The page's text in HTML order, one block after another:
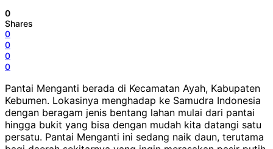
0
Shares
0
0
0
0
Pantai Menganti berada di Kecamatan Ayah, Kabupaten
Kebumen. Lokasinya menghadap ke Samudra Indonesia
dengan beragam jenis bentang lahan mulai dari pantai
hingga bukit yang bisa dengan mudah kita datangi satu
persatu. Pantai Menganti ini sedang naik daun, terutama